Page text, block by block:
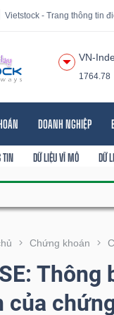
Vietstock - Trang thông tin
VN-
1764.78
DOANH NGHIỆP
TIN DỮ LIỆU VĨ MÔ DỮ
Chứng khoán
Thông
của